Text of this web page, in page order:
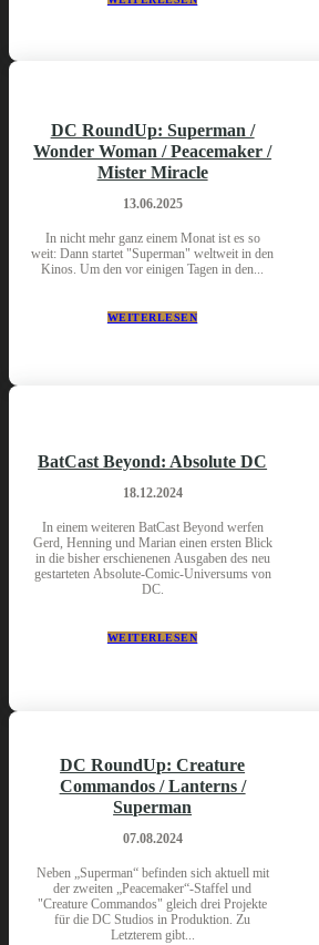
DC RoundUp: Superman /
Wonder Woman / Peacemaker /
Mister Miracle
13.06.2025
In nicht mehr ganz einem Monat ist es so
weit: Dann startet "Superman" weltweit in den
Kinos. Um den vor einigen Tagen in den...
WEITERLESEN
BatCast Beyond: Absolute DC
18.12.2024
In einem weiteren BatCast Beyond werfen
Gerd, Henning und Marian einen ersten Blick
in die bisher erschienenen Ausgaben des neu
gestarteten Absolute-Comic-Universums von
DC.
WEITERLESEN
DC RoundUp: Creature
Commandos / Lanterns /
Superman
07.08.2024
Neben „Superman“ befinden sich aktuell mit
der zweiten „Peacemaker“-Staffel und
"Creature Commandos" gleich drei Projekte
für die DC Studios in Produktion. Zu
Letzterem gibt...